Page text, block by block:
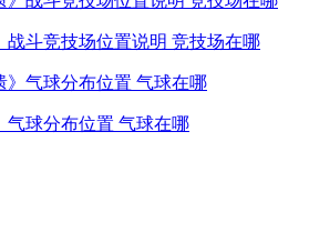
战斗竞技场位置说明 竞技场在哪
气球分布位置 气球在哪